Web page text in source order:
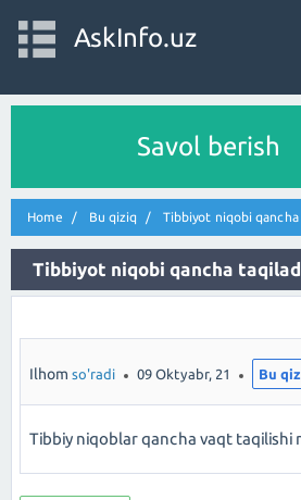
AskInfo.uz
Savol berish
Home Bu qiziq Tibbiyot niqobi
Tibbiyot niqobi qancha
Ilhom so'radi 09 Oktyabr, 21 Bu
Tibbiy niqoblar qancha vaqt taqilishi